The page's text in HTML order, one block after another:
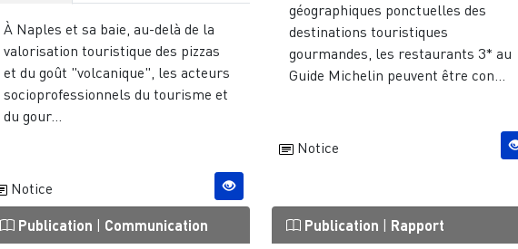
À Naples et sa baie, au-delà de la
valorisation touristique des pizzas
et du goût "volcanique", les acteurs
socioprofessionnels du tourisme et
du gour...
Notice
géographiques ponctuelles des
destinations touristiques
gourmandes, les restaurants 3* au
Guide Michelin peuvent être con...
Notice
Publication Communication Publication Rapport